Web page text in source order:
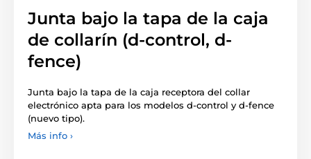
Junta bajo la tapa de la caja
de collarín (d-control, d-
fence)
Junta bajo la tapa de la caja receptora del collar
electrónico apta para los modelos d-control y d-fence
(nuevo tipo).
Más info ›